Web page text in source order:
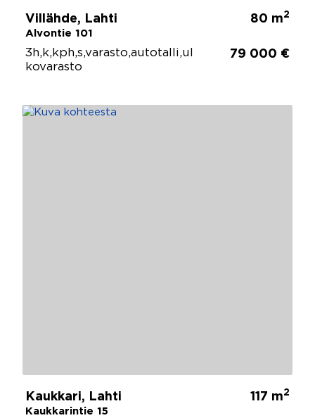
Villähde, Lahti
Alvontie 101
80 m2
3h,k,kph,s,varasto,autotalli,ul
kovarasto
79 000 €
Kaukkari, Lahti
Kaukkarintie 15
117 m2